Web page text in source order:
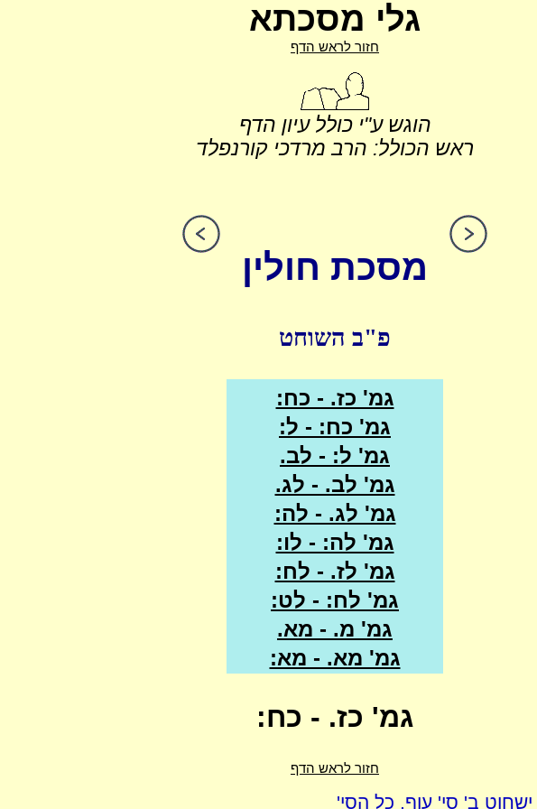
גלי מסכתא
חזור לראש הדף
הוגש ע"י כולל עיון הדף
ראש הכולל: הרב מרדכי קורנפלד
מסכת חולין
פ"ב השוחט
גמ' כז. - כח:
גמ' כח: - ל:
גמ' ל: - לב.
גמ' לב. - לג.
גמ' לג. - לה:
גמ' לה: - לו:
גמ' לז. - לח:
גמ' לח: - לט:
גמ' מ. - מא.
גמ' מא. - מא:
גמ' כז. - כח:
חזור לראש הדף
ב' סי' עוף, כל הסי'